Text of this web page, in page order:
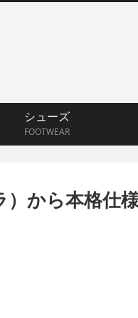
シューズ
FOOTWEAR
から本格仕